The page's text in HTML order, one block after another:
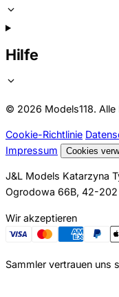
Hilfe
© 2026 Models118. Alle
Cookie-Richtlinie
Impressum
Cookies
J&L Models Katarzyna
Ogrodowa 66B, 42-202
Wir akzeptieren
Sammler vertrauen uns